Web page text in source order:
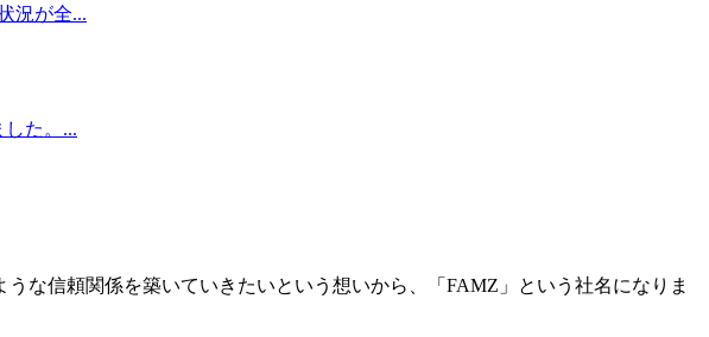
況が全...
た。...
な信頼関係を築いていきたいという想いから、「FAMZ」という社名になりま